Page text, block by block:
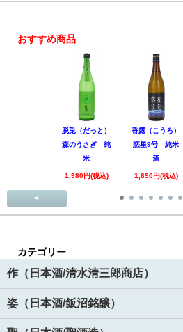
おすすめ商品
脱兎（だっと）
森のうさぎ 純
米
1,980円(税込)
香露（こうろ）
惑星9号 純米
酒
1,890円(税込)
<
カテゴリー
作（日本酒/清水清三郎商店）
姿（日本酒/飯沼銘醸）